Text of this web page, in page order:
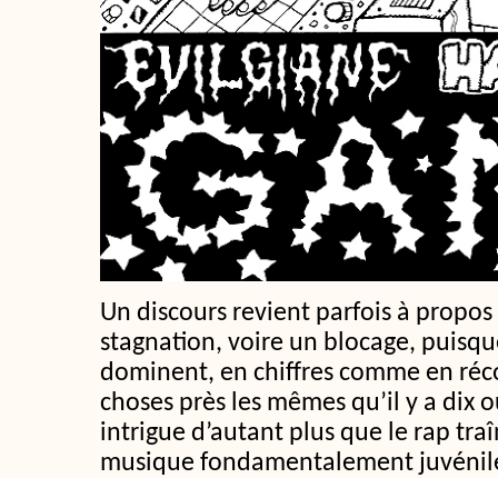
Un discours revient parfois à
stagnation, voire un blocage,
dominent, en chiffres comme en
choses près les mêmes qu’il y a dix
intrigue d’autant plus que le rap
musique fondamentalement